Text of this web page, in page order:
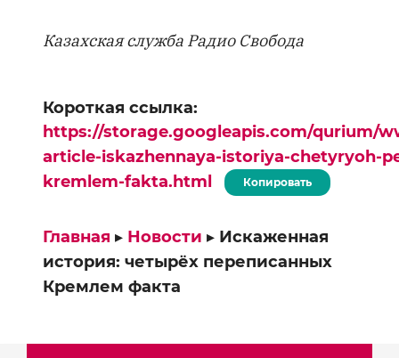
Казахская служба Радио Свобода
Короткая ссылка:
https://storage.googleapis.com/qurium/
article-iskazhennaya-istoriya-chetyryoh-
kremlem-fakta.html
Копировать
Главная ▸ Новости ▸ Искаженная
история: четырёх переписанных
Кремлем факта